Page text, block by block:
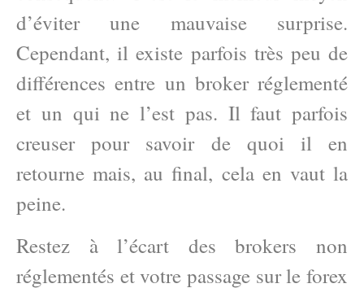
d’éviter une mauvaise surprise.
Cependant, il existe parfois très peu de
différences entre un broker réglementé
et un qui ne l’est pas. Il faut parfois
creuser pour savoir de quoi il en
retourne mais, au final, cela en vaut la
peine.
Restez à l’écart des brokers non
réglementés et votre passage sur le forex